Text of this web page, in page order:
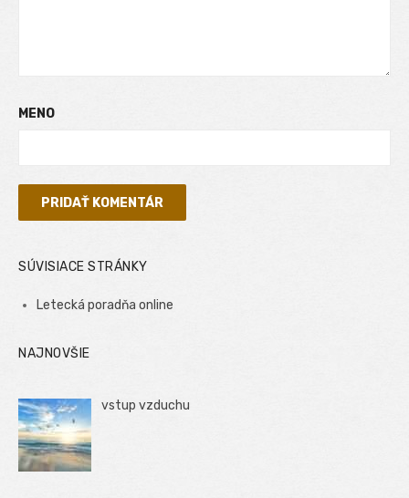
MENO
SÚVISIACE STRÁNKY
Letecká poradňa online
NAJNOVŠIE
vstup vzduchu